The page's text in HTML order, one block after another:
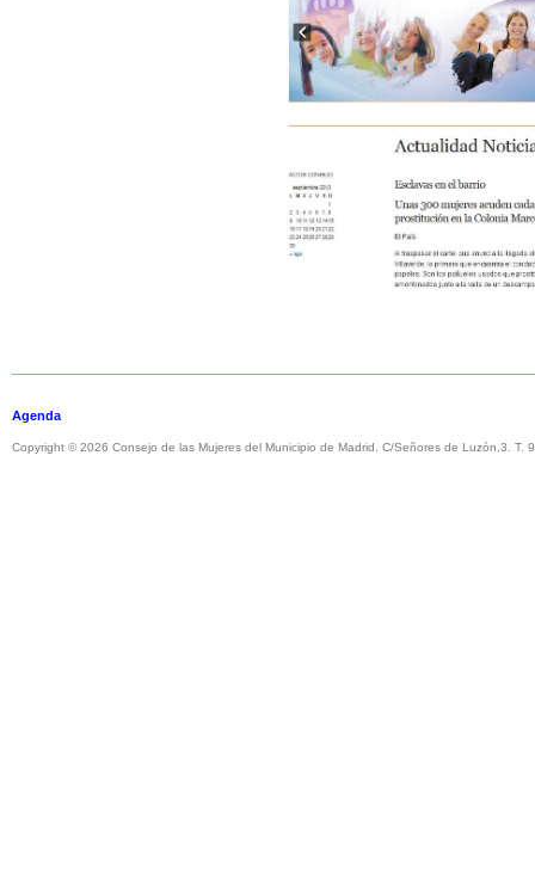
Agenda
Copyright © 2026 Consejo de las Mujeres del Municipio de Madrid. C/Señores de Luzón,3.